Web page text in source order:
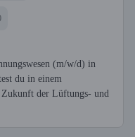
(m/w/d) in
du in einem
Zukunft der Lüftungs- und